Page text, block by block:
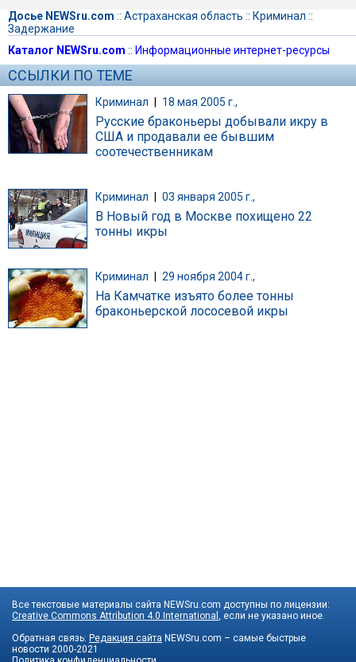
Досье NEWSru.com :: Астраханская область :: Криминал ::
Задержание
Каталог NEWSru.com :: Информационные интернет-ресурсы
ССЫЛКИ ПО ТЕМЕ
Криминал | 18 мая 2005 г.,
Русские браконьеры добывали икру в
США и продавали ее бывшим
соотечественникам
Криминал 03 января 2005 г.,
В Новый год в Москве похищено 22
тонны икры
Криминал 29 ноября 2004 г.,
На Камчатке изъято более тонны
браконьерской лососевой икры
Все текстовые материалы сайта NEWSru.com доступны по лицензии:
Creative Commons Attribution 4.0 International , если не указано иное.
Обратная связь: Редакция сайта NEWSru.com – самые быстрые
новости 2000-2021